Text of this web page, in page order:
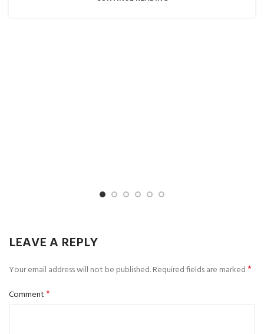
LEAVE A REPLY
Your email address will not be published.Required fields are marked*
Comment*